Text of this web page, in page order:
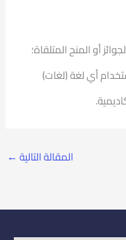
أو المنح المتلقاة؛
أي لغة (لغات)
المقالة التالية ←